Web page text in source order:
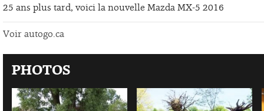
25 ans plus tard, voici la nouvelle Mazda MX-5 2016
Voir autogo.ca
PHOTOS